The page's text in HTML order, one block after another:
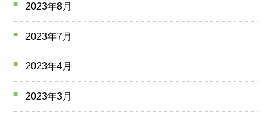
2023年8月
2023年7月
2023年4月
2023年3月